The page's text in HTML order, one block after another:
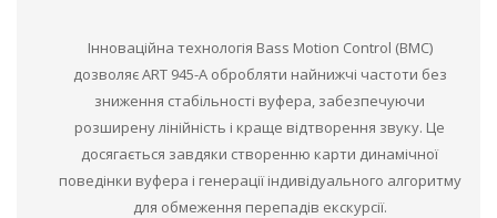
Інноваційна технологія Bass Motion Control (BMC)
дозволяє ART 945-A обробляти найнижчі частоти без
зниження стабільності вуфера, забезпечуючи
розширену лінійність і краще відтворення звуку. Це
досягається завдяки створенню карти динамічної
поведінки вуфера і генерації індивідуального алгоритму
для обмеження перепадів екскурсії.